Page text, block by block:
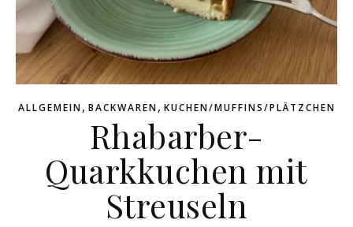
ALLGEMEIN, BACKWAREN, KUCHEN/MUFFINS/PLÄTZCHEN
Rhabarber-
Quarkkuchen mit
Streuseln